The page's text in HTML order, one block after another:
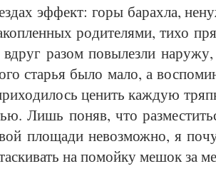
эф­фект: го­ры ба­рах­ла,
ро­ди­те­ля­ми, ти­хо
ра­зом по­вы­лез­ли
старья бы­ло ма­ло, а
це­нить каж­дую
Лишь по­няв, что
пло­ща­ди не­воз­мож­но, я
на по­мой­ку ме­шок за